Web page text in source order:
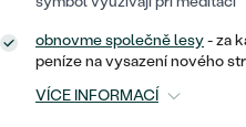
RUČNĚ RYTÉ
S VÝPLNÍ
ZAČÍT S LAB-
ZAČÍT S
DĚTSKÉ ŠPERKY
BROŽE
DĚTSKÉ
PIERCING
MEDAILONKY
ŘETÍZKY
STATEMENT
PEČETNÍ
obnovme společně lesy- za
peníze na vysazení nového
VÍCE INFORMACÍ